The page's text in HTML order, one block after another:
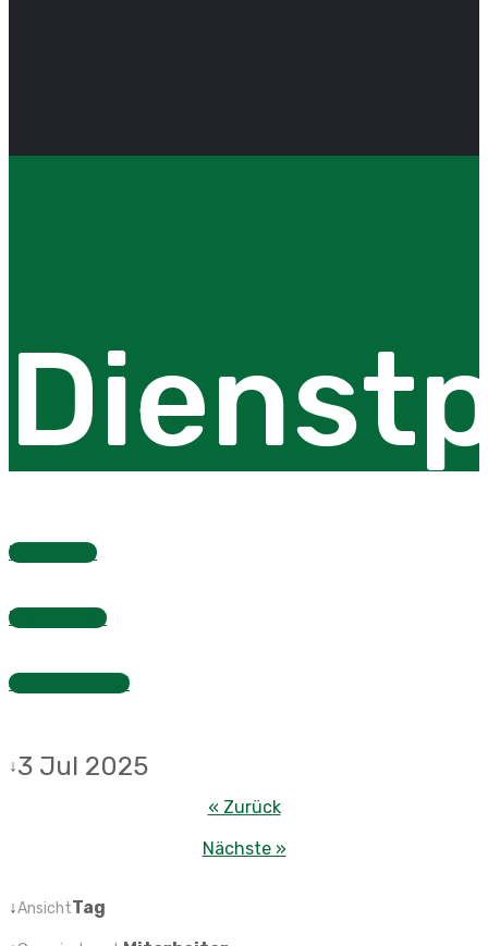
Dienstplan
Fragebogen
Stundenzettel
↓3 Jul 2025
« Zurück
Nächste »
↓AnsichtTag